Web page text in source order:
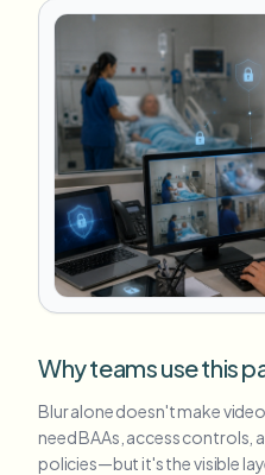
Why teams use this
Blur alone doesn't make
need BAAs, access controls,
policies—but it's the visible